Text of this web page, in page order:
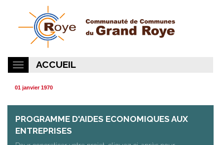
ACCUEIL
01 janvier 1970
PROGRAMME D'AIDES ECONOMIQUES AUX
ENTREPRISES